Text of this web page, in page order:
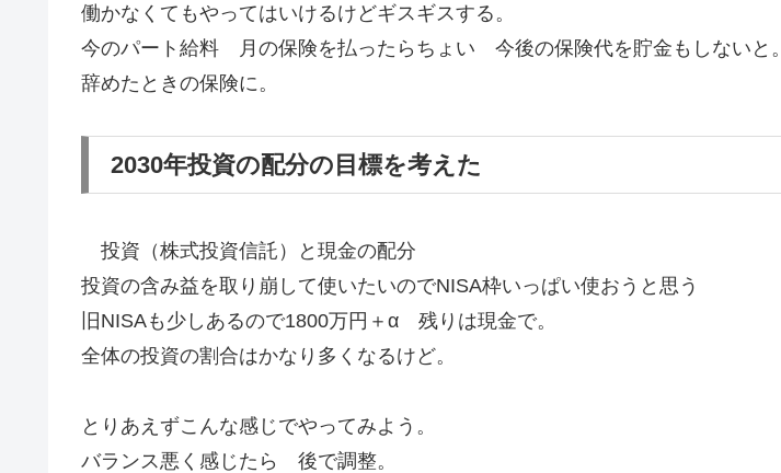
働かなくてもやってはいけるけどギスギスする。
今のパート給料 月の保険を払ったらちょい 今後の保険代を貯金もしないと。
辞めたときの保険に。
2030年投資の配分の目標を考えた
投資（株式投資信託）と現金の配分
投資の含み益を取り崩して使いたいのでNISA枠いっぱい使おうと思う
旧NISAも少しあるので1800万円＋α 残りは現金で。
全体の投資の割合はかなり多くなるけど。
とりあえずこんな感じでやってみよう。
バランス悪く感じたら 後で調整。